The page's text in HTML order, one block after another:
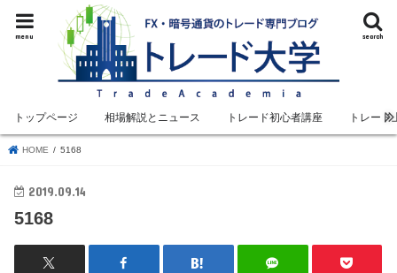
search
menu
トップページ 相場解説とニュース トレード初心者講座 トレード
HOME 5168
2019.09.14
5168